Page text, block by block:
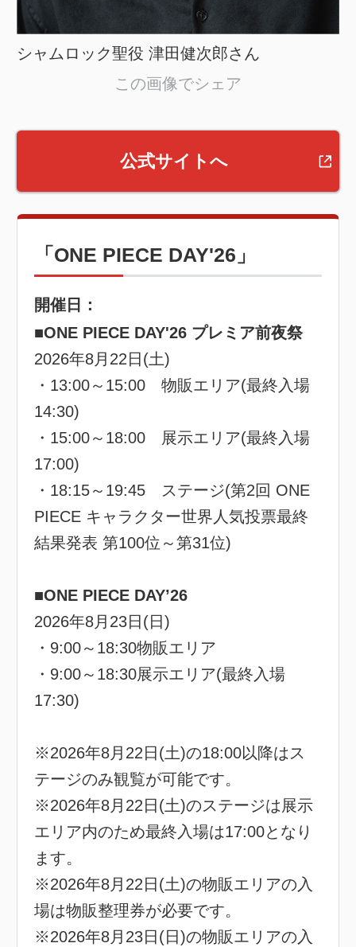
シャムロック聖役 津田健次郎さん
この画像でシェア
公式サイトへ
「ONE PIECE DAY'26」
開催日：
■ONE PIECE DAY'26 プレミア前夜祭
2026年8月22日(土)
・13:00～15:00 物販エリア(最終入場
14:30)
・15:00～18:00 展示エリア(最終入場
17:00)
・18:15～19:45 ステージ(第2回 ONE
PIECE キャラクター世界人気投票最終
結果発表 第100位～第31位)
■ONE PIECE DAY’26
2026年8月23日(日)
・9:00～18:30物販エリア
・9:00～18:30展示エリア(最終入場
17:30)
※2026年8月22日(土)の18:00以降はス
テージのみ観覧が可能です。
※2026年8月22日(土)のステージは展示
エリア内のため最終入場は17:00となり
ます。
※2026年8月22日(土)の物販エリアの入
場は物販整理券が必要です。
※2026年8月23日(日)の物販エリアの入